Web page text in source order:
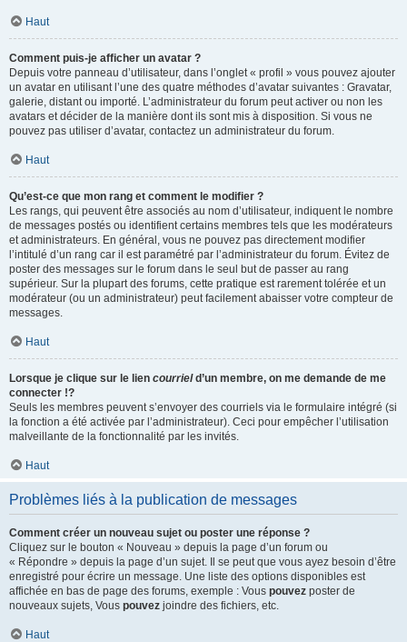
Haut
Comment puis-je afficher un avatar ?
Depuis votre panneau d’utilisateur, dans l’onglet « profil » vous pouvez ajouter
un avatar en utilisant l’une des quatre méthodes d’avatar suivantes : Gravatar,
galerie, distant ou importé. L’administrateur du forum peut activer ou non les
avatars et décider de la manière dont ils sont mis à disposition. Si vous ne
pouvez pas utiliser d’avatar, contactez un administrateur du forum.
Haut
Qu’est-ce que mon rang et comment le modifier ?
Les rangs, qui peuvent être associés au nom d’utilisateur, indiquent le nombre
de messages postés ou identifient certains membres tels que les modérateurs
et administrateurs. En général, vous ne pouvez pas directement modifier
l’intitulé d’un rang car il est paramétré par l’administrateur du forum. Évitez de
poster des messages sur le forum dans le seul but de passer au rang
supérieur. Sur la plupart des forums, cette pratique est rarement tolérée et un
modérateur (ou un administrateur) peut facilement abaisser votre compteur de
messages.
Haut
Lorsque je clique sur le lien courrield’un membre, on me demande de me
connecter !?
Seuls les membres peuvent s’envoyer des courriels via le formulaire intégré (si
la fonction a été activée par l’administrateur). Ceci pour empêcher l’utilisation
malveillante de la fonctionnalité par les invités.
Haut
Problèmes liés à la publication de messages
Comment créer un nouveau sujet ou poster une réponse ?
Cliquez sur le bouton « Nouveau » depuis la page d’un forum ou
« Répondre » depuis la page d’un sujet. Il se peut que vous ayez besoin d’être
enregistré pour écrire un message. Une liste des options disponibles est
affichée en bas de page des forums, exemple : Vous pouvez poster de
nouveaux sujets, Vous pouvez joindre des fichiers, etc.
Haut